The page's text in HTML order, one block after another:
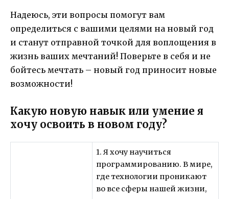
Надеюсь, эти вопросы помогут вам
определиться с вашими целями на новый год
и станут отправной точкой для воплощения в
жизнь ваших мечтаний! Поверьте в себя и не
бойтесь мечтать – новый год приносит новые
возможности!
Какую новую навык или умение я
хочу освоить в новом году?
1. Я хочу научиться
программированию. В мире,
где технологии проникают
во все сферы нашей жизни,